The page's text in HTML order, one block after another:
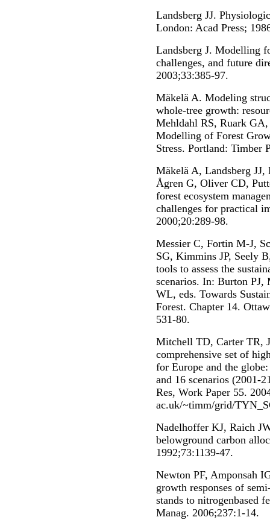
Landsberg JJ.
London: Acad Press;
Landsberg J. Modelling
challenges, and future
2003;33:385-97.
Mäkelä A. Modeling
whole-tree growth:
Mehldahl RS, Ruark GA,
Modelling of Forest
Stress. Portland: Timber
Mäkelä A, Landsberg
Ågren G, Oliver CD,
forest ecosystem
challenges for practical
2000;20:289-98.
Messier C, Fortin M-J,
SG, Kimmins JP, Seely
tools to assess the
scenarios. In: Burton PJ,
WL, eds. Towards
Forest. Chapter 14.
531-80.
Mitchell TD, Carter TR,
comprehensive set of
for Europe and the
and 16 scenarios (2001-
Res, Work Paper 55.
ac.uk/~timm/grid/
Nadelhoffer KJ, Raich
belowground carbon
1992;73:1139-47.
Newton PF, Amponsah
growth responses of
stands to nitrogenbased
Manag. 2006;237:1-14.